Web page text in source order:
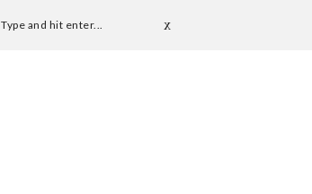
Type and hit enter...